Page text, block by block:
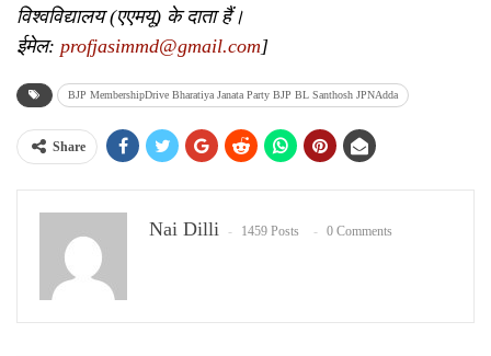
विश्वविद्यालय (एएमयू) के दाता हैं।
ईमेल: profjasimmd@gmail.com]
BJP MembershipDrive Bharatiya Janata Party BJP BL Santhosh JPNAdda
Share
Nai Dilli 1459 Posts 0 Comments